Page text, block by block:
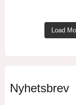
Load
Nyhetsbrev